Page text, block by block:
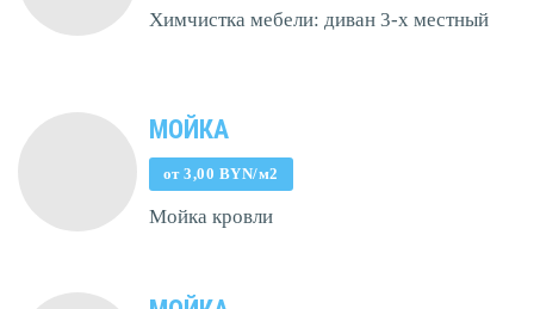
Химчистка мебели: диван 3-х местный
МОЙКА
от 3,00 BYN/м2
Мойка кровли